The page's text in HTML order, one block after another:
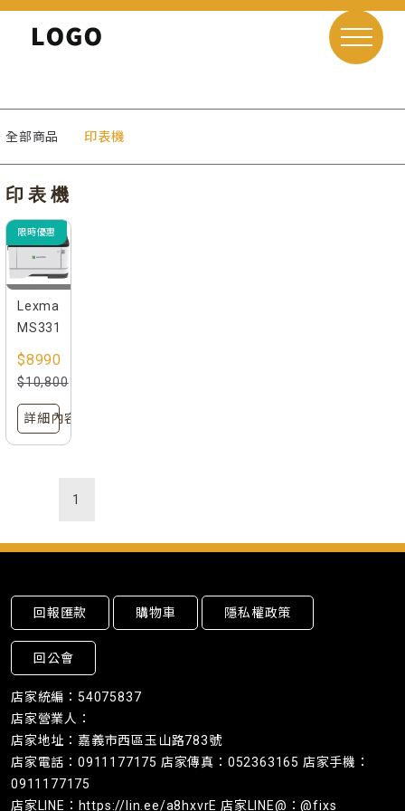
全部商品 印表機
印表機
Lexmark
MS331dn
限時優惠
$8990
$10,800
詳細內容
1
回報匯款 購物車 隱私權政策
回公會
店家統編：54075837
店家營業人：
店家地址：嘉義市西區玉山路783號
店家電話：0911177175 店家傳真：052363165 店家手機：
0911177175
店家LINE：https://lin.ee/a8hxvrE 店家LINE@：@fixs